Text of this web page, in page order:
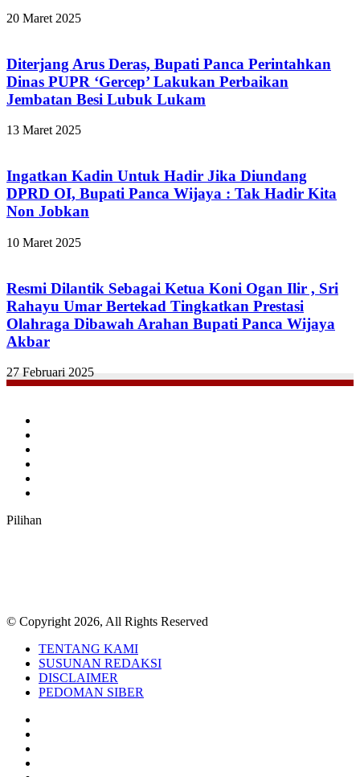
20 Maret 2025
Diterjang Arus Deras, Bupati Panca Perintahkan
Dinas PUPR ‘Gercep’ Lakukan Perbaikan
Jembatan Besi Lubuk Lukam
13 Maret 2025
Ingatkan Kadin Untuk Hadir Jika Diundang
DPRD OI, Bupati Panca Wijaya : Tak Hadir Kita
Non Jobkan
10 Maret 2025
Resmi Dilantik Sebagai Ketua Koni Ogan Ilir , Sri
Rahayu Umar Bertekad Tingkatkan Prestasi
Olahraga Dibawah Arahan Bupati Panca Wijaya
Akbar
27 Februari 2025
Pilihan
© Copyright 2026, All Rights Reserved
TENTANG KAMI
SUSUNAN REDAKSI
DISCLAIMER
PEDOMAN SIBER